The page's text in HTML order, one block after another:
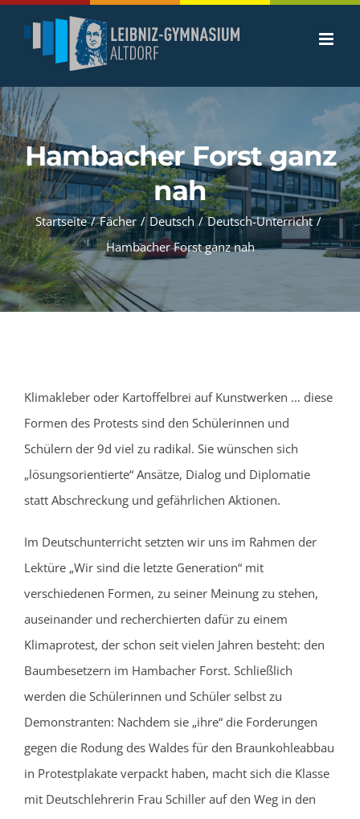
Inhalt
Hambacher Forst ganz
nah
Startseite / Fächer / Deutsch / Deutsch-Unterricht /
Hambacher Forst ganz nah
Klimakleber oder Kartoffelbrei auf Kunstwerken … diese
Formen des Protests sind den Schülerinnen und
Schülern der 9d viel zu radikal. Sie wünschen sich
„lösungsorientierte“ Ansätze, Dialog und Diplomatie
statt Abschreckung und gefährlichen Aktionen.
Im Deutschunterricht setzten wir uns im Rahmen der
Lektüre „Wir sind die letzte Generation“ mit
verschiedenen Formen, zu seiner Meinung zu stehen,
auseinander und recherchierten dafür zu einem
Klimaprotest, der schon seit vielen Jahren besteht: den
Baumbesetzern im Hambacher Forst. Schließlich
werden die Schülerinnen und Schüler selbst zu
Demonstranten: Nachdem sie „ihre“ die Forderungen
gegen die Rodung des Waldes für den Braunkohleabbau
in Protestplakate verpackt haben, macht sich die Klasse
mit Deutschlehrerin Frau Schiller auf den Weg in den